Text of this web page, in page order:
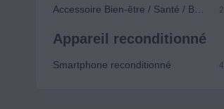
Accessoire Bien-être / Santé / Beauté 2
Appareil reconditionné
Smartphone reconditionné 4